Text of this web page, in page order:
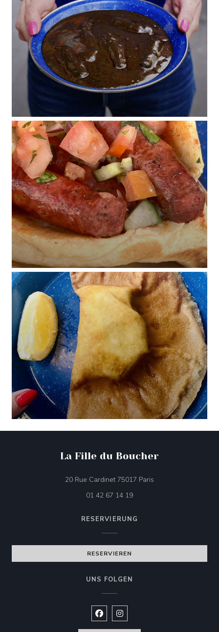
La Fille du Boucher
20 Rue Cardinet 75017 Paris
01 42 67 14 19
RESERVIERUNG
RESERVIEREN
UNS FOLGEN
Facebook ((öffnet ein neues
Instagram ((öffnet ein neues